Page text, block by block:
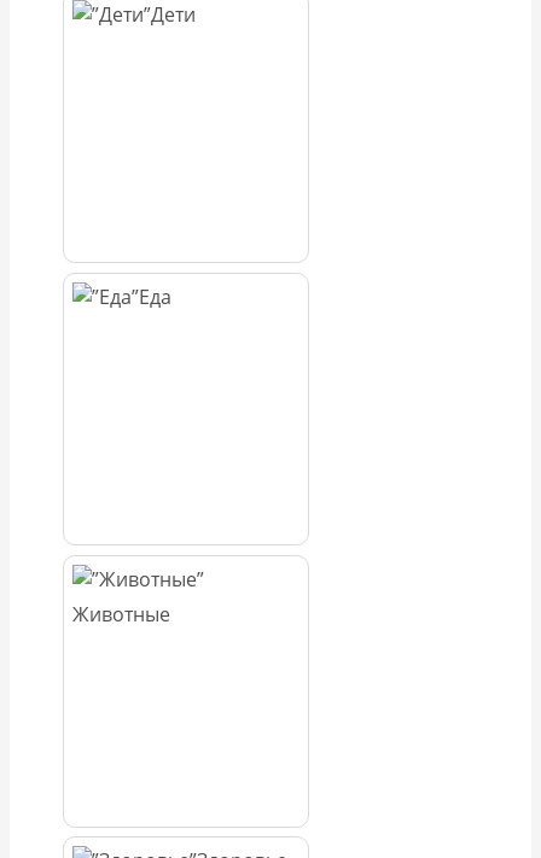
Дети
Еда
Животные